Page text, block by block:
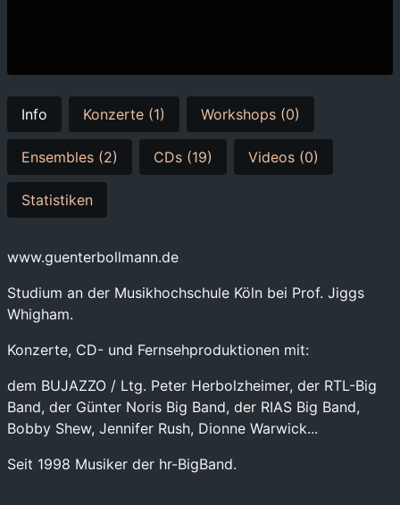
Info Konzerte (1) Workshops (0)
Ensembles (2) CDs (19) Videos (0)
Statistiken
www.guenterbollmann.de
Studium an der Musikhochschule Köln bei Prof. Jiggs
Whigham.
Konzerte, CD- und Fernsehproduktionen mit:
dem BUJAZZO / Ltg. Peter Herbolzheimer, der RTL-Big
Band, der Günter Noris Big Band, der RIAS Big Band,
Bobby Shew, Jennifer Rush, Dionne Warwick...
Seit 1998 Musiker der hr-BigBand.